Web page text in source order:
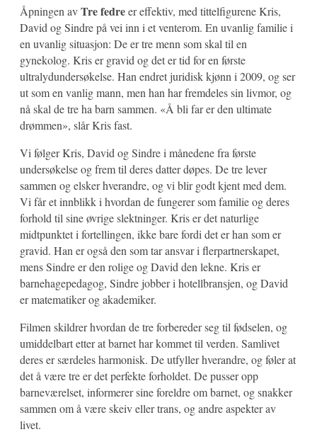
Åpningen avTre fedreer effektiv, med tittelfigurene Kris,
David og Sindre på vei inn i et venterom. En uvanlig familie i
en uvanlig situasjon: De er tre menn som skal til en
gynekolog. Kris er gravid og det er tid for en første
ultralydundersøkelse. Han endret juridisk kjønn i 2009, og ser
ut som en vanlig mann, men han har fremdeles sin livmor, og
nå skal de tre ha barn sammen. «Å bli far er den ultimate
drømmen», slår Kris fast.
Vi følger Kris, David og Sindre i månedene fra første
undersøkelse og frem til deres datter døpes. De tre lever
sammen og elsker hverandre, og vi blir godt kjent med dem.
Vi får et innblikk i hvordan de fungerer som familie og deres
forhold til sine øvrige slektninger. Kris er det naturlige
midtpunktet i fortellingen, ikke bare fordi det er han som er
gravid. Han er også den som tar ansvar i flerpartnerskapet,
mens Sindre er den rolige og David den lekne. Kris er
barnehagepedagog, Sindre jobber i hotellbransjen, og David
er matematiker og akademiker.
Filmen skildrer hvordan de tre forbereder seg til fødselen, og
umiddelbart etter at barnet har kommet til verden. Samlivet
deres er særdeles harmonisk. De utfyller hverandre, og føler at
det å være tre er det perfekte forholdet. De pusser opp
barneværelset, informerer sine foreldre om barnet, og snakker
sammen om å være skeiv eller trans, og andre aspekter av
livet.